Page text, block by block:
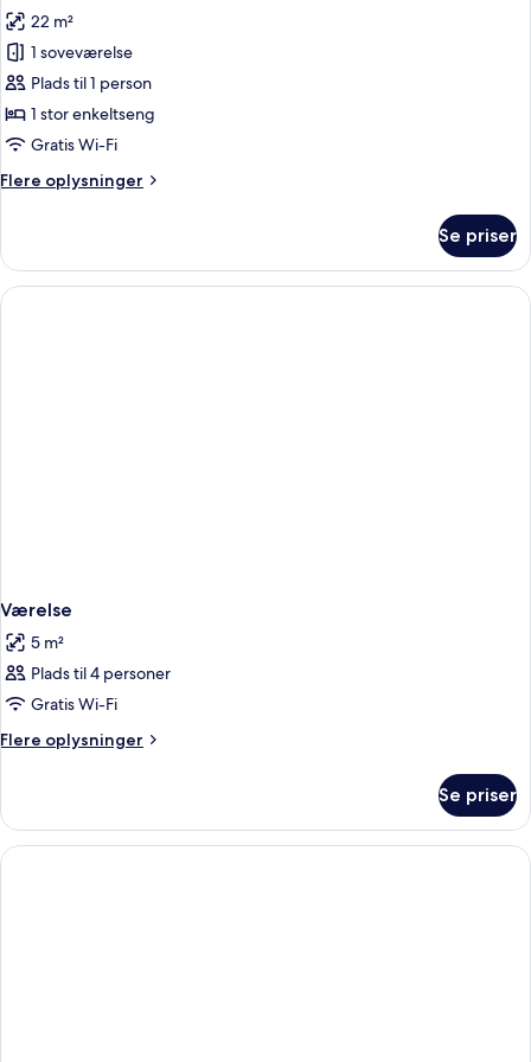
billeder
af
Comfort-
enkeltværelse
22 m²
1 soveværelse
Plads til 1 person
1 stor enkeltseng
Gratis Wi-Fi
Flere oplysninger
Flere
enkeltværelse
Se priser
Værelse
5 m²
Plads til 4 personer
Gratis Wi-Fi
Flere oplysninger
Flere
Se priser